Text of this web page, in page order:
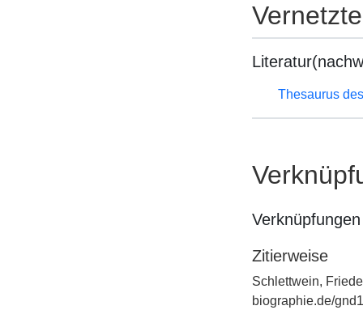
Thesaurus
Zitierweise
Schlettwein,
biographie.de/